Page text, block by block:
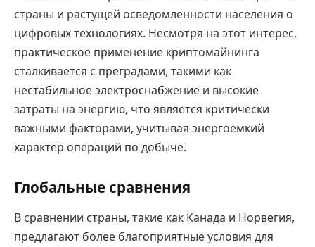
страны и растущей осведомленности населения о
цифровых технологиях. Несмотря на этот интерес,
практическое применение криптомайнинга
сталкивается с преградами, такими как
нестабильное электроснабжение и высокие
затраты на энергию, что является критически
важными факторами, учитывая энергоемкий
характер операций по добыче.
Глобальные сравнения
В сравнении страны, такие как Канада и Норвегия,
предлагают более благоприятные условия для